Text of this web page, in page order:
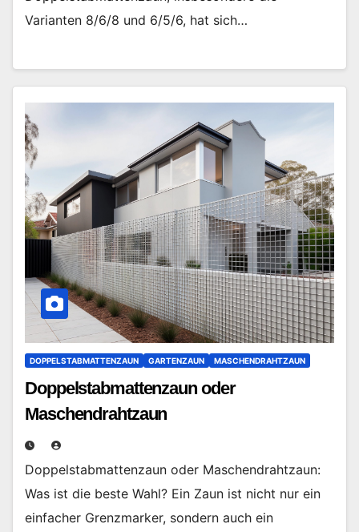
Varianten 8/6/8 und 6/5/6, hat sich…
DOPPELSTABMATTENZAUN GARTENZAUN MASCHENDRAHTZAUN
Doppelstabmattenzaun oder
Maschendrahtzaun
Doppelstabmattenzaun oder Maschendrahtzaun:
Was ist die beste Wahl? Ein Zaun ist nicht nur ein
einfacher Grenzmarker, sondern auch ein